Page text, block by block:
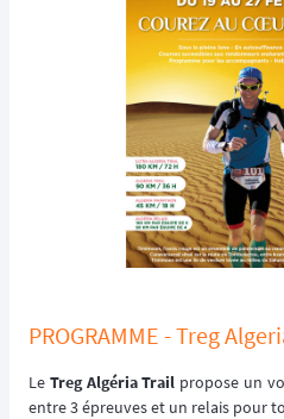
PROGRAMME - Treg
Le Treg Algéria Trail propose un
entre 3 épreuves et un relais pour